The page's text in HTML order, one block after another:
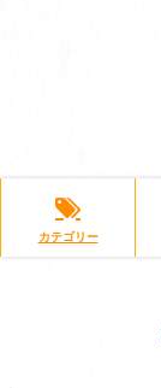
カテゴリー